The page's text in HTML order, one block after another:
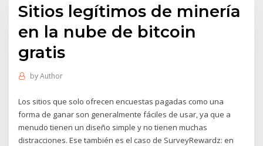
Sitios legítimos de minería
en la nube de bitcoin
gratis
byAuthor
Los sitios que solo ofrecen encuestas pagadas como una
forma de ganar son generalmente fáciles de usar, ya que a
menudo tienen un diseño simple y no tienen muchas
distracciones. Ese también es el caso de SurveyRewardz: en